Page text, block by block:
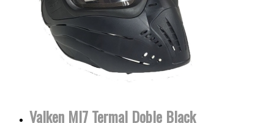
Valken MI7 Termal Doble Black